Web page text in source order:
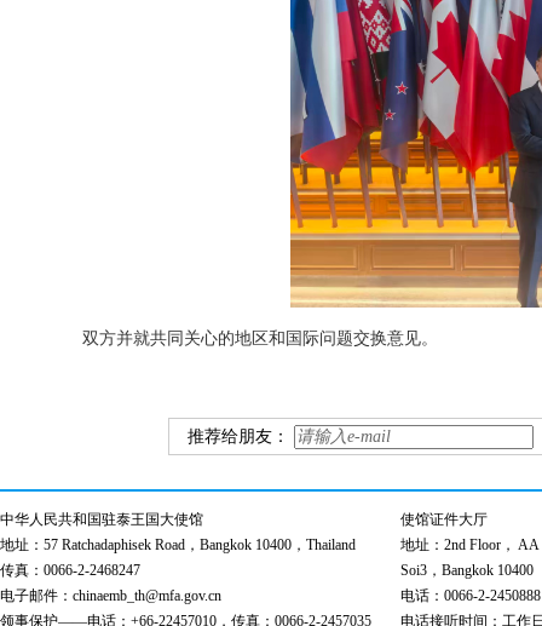
双方并就共同关心的地区和国际问题交换意见。
推荐给朋友：
中华人民共和国驻泰王国大使馆
地址：57 Ratchadaphisek Road，Bangkok 10400，Thailand
传真：0066-2-2468247
电子邮件：chinaemb_th@mfa.gov.cn
领事保护——电话：+66-22457010，传真：0066-2-2457035
使馆证件大厅
地址：2nd Floor， AA
Soi3，Bangkok 10400
电话：0066-2-
电话接听时间：工作